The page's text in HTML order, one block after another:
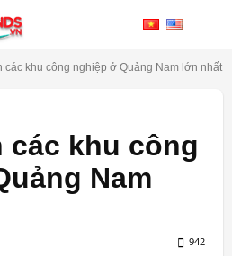
các khu công nghiệp ở Quảng Nam lớn nhất
các khu công
Nam
942